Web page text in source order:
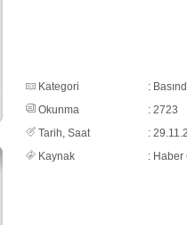
Kategori
:
Okunma
: 2723
Tarih, Saat
:
Kaynak
: Haber